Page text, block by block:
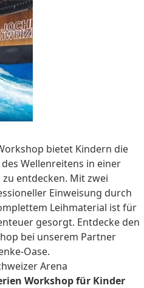
bietet Kindern die
Wellenreitens in einer
entdecken. Mit zwei
Einweisung durch
Leihmaterial ist für
gesorgt. Entdecke den
bei unserem Partner
Oase.
Arena
Workshop für Kinder